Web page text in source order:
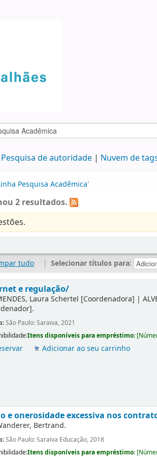
Pesquisa de autoridade Nuvem de
Pesquisa Acadêmica'
2 resultados.
tudo | Selecionar títulos para:
e regulação/
Laura Schertel [Coordenadora] |
.
São Paulo: Saraiva, 2021
Itens disponíveis para empréstimo: [
Adicionar ao seu carrinho
e onerosidade excessiva nos
Bertrand.
São Paulo: Saraiva Educação, 2018
Itens disponíveis para empréstimo: [